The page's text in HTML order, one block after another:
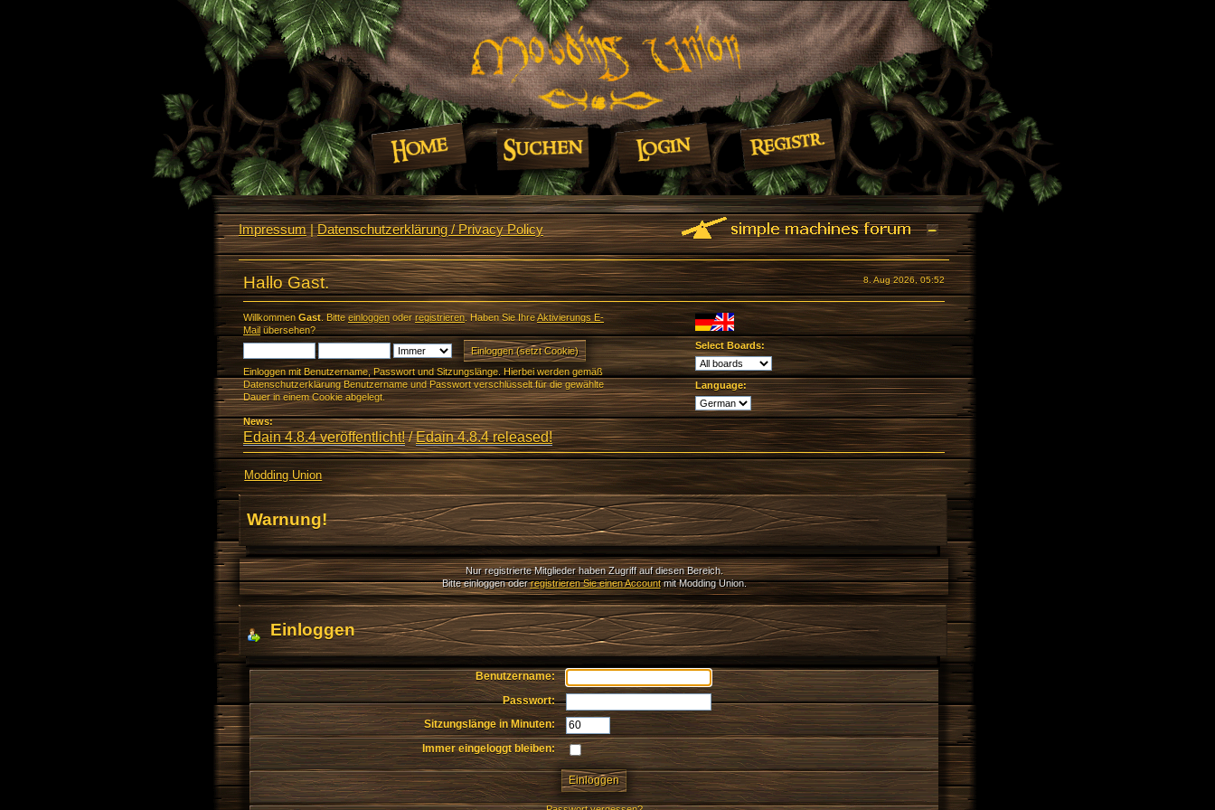
Impressum|Datenschutzerklärung / Privacy Policy
8. Aug 2026, 05:52
Hallo Gast.
Willkommen Gast. Bitte einloggenoderregistrieren. Haben Sie IhreAktivierungs E-
Mailübersehen?
Einloggen mit Benutzername, Passwort und Sitzungslänge. Hierbei werden gemäß
Datenschutzerklärung Benutzername und Passwort verschlüsselt für die gewählte
Dauer in einem Cookie abgelegt.
Select Boards:
Language:
News:
Edain 4.8.4 veröffentlicht!/Edain 4.8.4 released!
Modding Union
Warnung!
Nur registrierte Mitglieder haben Zugriff auf diesen Bereich.
Bitte einloggen oderregistrieren Sie einen Accountmit Modding Union.
Einloggen
Benutzername:
Passwort:
Sitzungslänge in Minuten:
Immer eingeloggt bleiben: